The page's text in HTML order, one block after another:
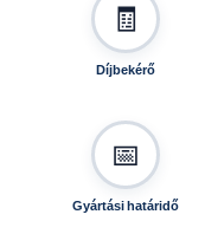
🧾
Díjbekérő
📅
Gyártási határidő